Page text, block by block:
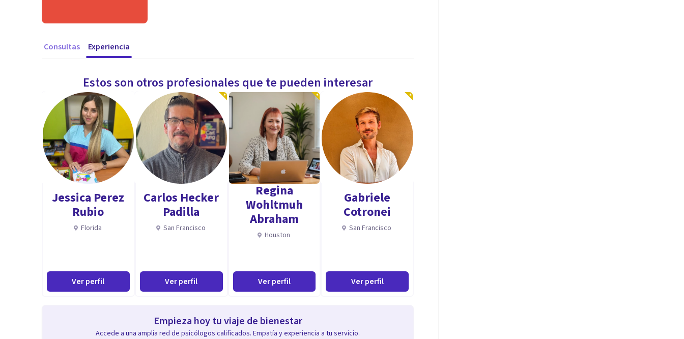
Consultas Experiencia
Estos son otros profesionales que te pueden interesar
Jessica Perez
Rubio
Florida
Ver perfil
Carlos Hecker
Padilla
San Francisco
Ver perfil
Regina
Wohltmuh
Abraham
Houston
Ver perfil
Gabriele
Cotronei
San Francisco
Ver perfil
Empieza hoy tu viaje de bienestar
Accede a una amplia red de psicólogos calificados. Empatía y experiencia a tu servicio.